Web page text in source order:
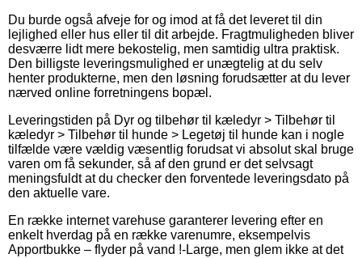
Du burde også afveje for og imod at få det leveret til din
lejlighed eller hus eller til dit arbejde. Fragtmuligheden bliver
desværre lidt mere bekostelig, men samtidig ultra praktisk.
Den billigste leveringsmulighed er unægtelig at du selv
henter produkterne, men den løsning forudsætter at du lever
nærved online forretningens bopæl.
Leveringstiden på Dyr og tilbehør til kæledyr > Tilbehør til
kæledyr > Tilbehør til hunde > Legetøj til hunde kan i nogle
tilfælde være vældig væsentlig forudsat vi absolut skal bruge
varen om få sekunder, så af den grund er det selvsagt
meningsfuldt at du checker den forventede leveringsdato på
den aktuelle vare.
En række internet varehuse garanterer levering efter en
enkelt hverdag på en række varenumre, eksempelvis
Apportbukke – flyder på vand !-Large, men glem ikke at det